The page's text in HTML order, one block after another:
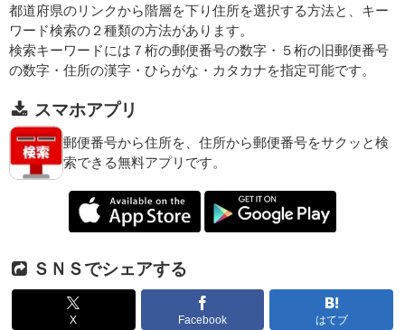
都道府県のリンクから階層を下り住所を選択する方法と、キー
ワード検索の２種類の方法があります。
検索キーワードには７桁の郵便番号の数字・５桁の旧郵便番号
の数字・住所の漢字・ひらがな・カタカナを指定可能です。
スマホアプリ
郵便番号から住所を、住所から郵便番号をサクッと検
索できる無料アプリです。
ＳＮＳでシェアする
X Facebook はてブ